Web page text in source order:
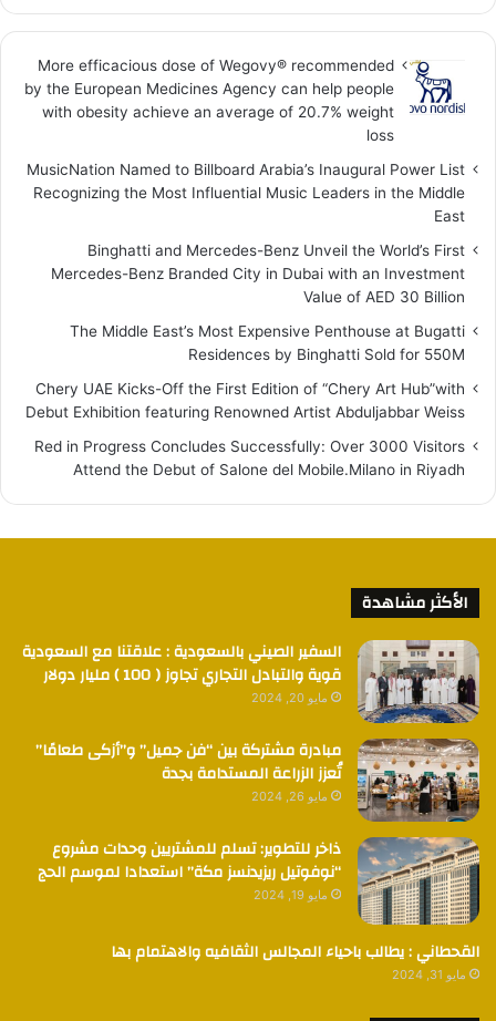
More efficacious dose of Wegovy®️ recommended
by the European Medicines Agency can help people
with obesity achieve an average of 20.7% weight
loss
MusicNation Named to Billboard Arabia’s Inaugural Power List
Recognizing the Most Influential Music Leaders in the Middle
East
Binghatti and Mercedes-Benz Unveil the World’s First
Mercedes-Benz Branded City in Dubai with an Investment
Value of AED 30 Billion
The Middle East’s Most Expensive Penthouse at Bugatti
Residences by Binghatti Sold for 550M
Chery UAE Kicks-Off the First Edition of “Chery Art Hub”with
Debut Exhibition featuring Renowned Artist Abduljabbar Weiss
Red in Progress Concludes Successfully: Over 3000 Visitors
Attend the Debut of Salone del Mobile.Milano in Riyadh
الأكثر مشاهدة
السفير الصيني بالسعودية : علاقتنا مع السعودية
قوية والتبادل التجاري تجاوز ( 100 ) مليار دولار
مايو 20, 2024
مبادرة مشتركة بين “فن جميل” و”أزكى طعامًا”
تُعزز الزراعة المستدامة بجدة
مايو 26, 2024
ذاخر للتطوير: تسلم للمشتريين وحدات مشروع
“نوفوتيل ريزيدنسز مكة” استعدادا لموسم الحج
مايو 19, 2024
القحطاني : يطالب باحياء المجالس الثقافيه والاهتمام بها
مايو 31, 2024